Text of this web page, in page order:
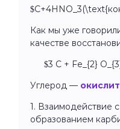
Как мы уже
качестве
$3 C + Fe_{2}
Углерод —
1. Взаимодействие
образованием